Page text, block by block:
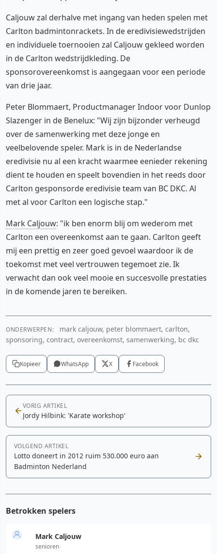
Caljouw zal derhalve met ingang van heden spelen met
Carlton badmintonrackets. In de eredivisiewedstrijden
en individuele toernooien zal Caljouw gekleed worden
in de Carlton wedstrijdkleding. De
sponsorovereenkomst is aangegaan voor een periode
van drie jaar.
Peter Blommaert, Productmanager Indoor voor Dunlop
Slazenger in de Benelux: "Wij zijn bijzonder verheugd
over de samenwerking met deze jonge en
veelbelovende speler. Mark is in de Nederlandse
eredivisie nu al een kracht waarmee eenieder rekening
dient te houden en speelt bovendien in het reeds door
Carlton gesponsorde eredivisie team van BC DKC. Al
met al voor Carlton een logische stap."
Mark Caljouw: "ik ben enorm blij om wederom met
Carlton een overeenkomst aan te gaan. Carlton geeft
mij een prettig en zeer goed gevoel waardoor ik de
toekomst met veel vertrouwen tegemoet zie. Ik
verwacht dan ook veel mooie en succesvolle prestaties
in de komende jaren te bereiken.
ONDERWERPEN:
mark caljouw, peter blommaert, carlton,
sponsoring, contract, overeenkomst, samenwerking, bc dkc
Kopieer WhatsApp X Facebook
VORIG ARTIKEL
Jordy Hilbink: 'Karate workshop'
VOLGEND ARTIKEL
Lotto doneert in 2012 ruim 530.000 euro aan
Badminton Nederland
Betrokken spelers
Mark Caljouw
senioren